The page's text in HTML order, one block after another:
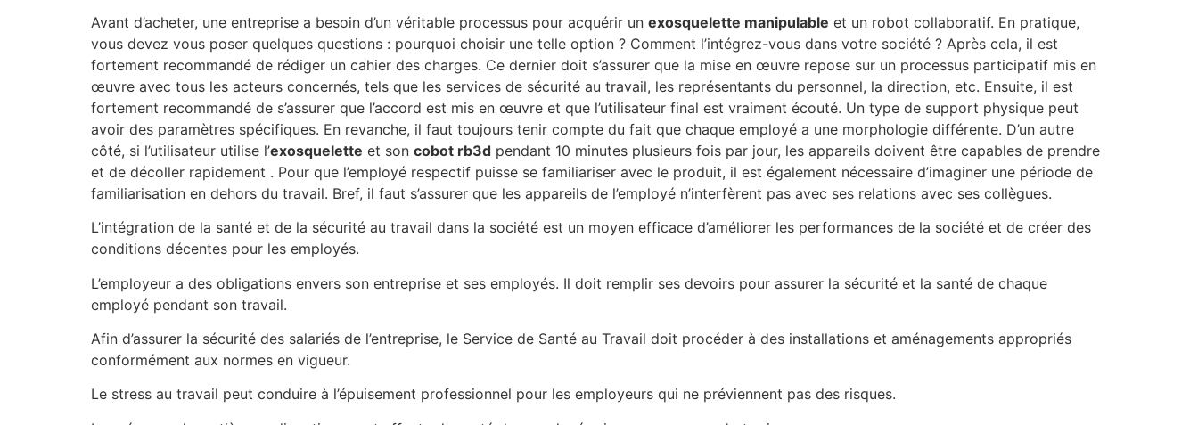
Avant d’acheter, une entreprise a besoin d’un véritable processus pour acquérir un exosquelette manipulable et un robot collaboratif. En pratique,
vous devez vous poser quelques questions : pourquoi choisir une telle option ? Comment l’intégrez-vous dans votre société ? Après cela, il est
fortement recommandé de rédiger un cahier des charges. Ce dernier doit s’assurer que la mise en œuvre repose sur un processus participatif mis en
œuvre avec tous les acteurs concernés, tels que les services de sécurité au travail, les représentants du personnel, la direction, etc. Ensuite, il est
fortement recommandé de s’assurer que l’accord est mis en œuvre et que l’utilisateur final est vraiment écouté. Un type de support physique peut
avoir des paramètres spécifiques. En revanche, il faut toujours tenir compte du fait que chaque employé a une morphologie différente. D’un autre
côté, si l’utilisateur utilise l’exosquelette et son cobot rb3d pendant 10 minutes plusieurs fois par jour, les appareils doivent être capables de prendre
et de décoller rapidement . Pour que l’employé respectif puisse se familiariser avec le produit, il est également nécessaire d’imaginer une période de
familiarisation en dehors du travail. Bref, il faut s’assurer que les appareils de l’employé n’interfèrent pas avec ses relations avec ses collègues.
L’intégration de la santé et de la sécurité au travail dans la société est un moyen efficace d’améliorer les performances de la société et de créer des
conditions décentes pour les employés.
L’employeur a des obligations envers son entreprise et ses employés. Il doit remplir ses devoirs pour assurer la sécurité et la santé de chaque
employé pendant son travail.
Afin d’assurer la sécurité des salariés de l’entreprise, le Service de Santé au Travail doit procéder à des installations et aménagements appropriés
conformément aux normes en vigueur.
Le stress au travail peut conduire à l’épuisement professionnel pour les employeurs qui ne préviennent pas des risques.